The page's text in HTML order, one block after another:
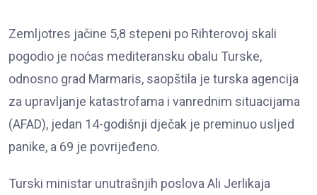
Zemljotres jačine 5,8 stepeni po Rihterovoj skali
pogodio je noćas mediteransku obalu Turske,
odnosno grad Marmaris, saopštila je turska agencija
za upravljanje katastrofama i vanrednim situacijama
(AFAD), jedan 14-godišnji dječak je preminuo usljed
panike, a 69 je povrijeđeno.
Turski ministar unutrašnjih poslova Ali Jerlikaja